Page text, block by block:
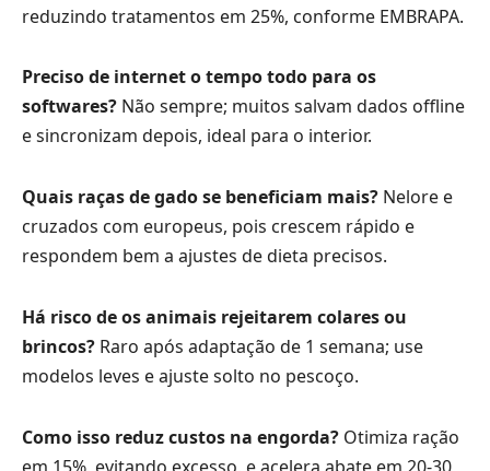
reduzindo tratamentos em 25%, conforme EMBRAPA.
Preciso de internet o tempo todo para os
softwares? Não sempre; muitos salvam dados offline
e sincronizam depois, ideal para o interior.
Quais raças de gado se beneficiam mais? Nelore e
cruzados com europeus, pois crescem rápido e
respondem bem a ajustes de dieta precisos.
Há risco de os animais rejeitarem colares ou
brincos? Raro após adaptação de 1 semana; use
modelos leves e ajuste solto no pescoço.
Como isso reduz custos na engorda? Otimiza ração